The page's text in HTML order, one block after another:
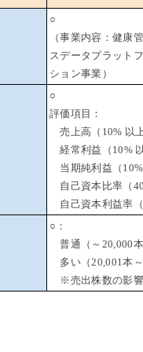
○
（事業内容：健康
スデータプラット
ション事業）
○
評価項目：
売上高（10% 以
経常利益（10%
当期純利益（
自己資本比率（
自己資本利益率
○：
普通（～20,000
多い（20,001本
※売出株数の影